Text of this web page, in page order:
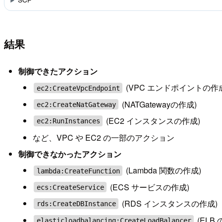
結果
制御できたアクション
ec2:CreateVpcEndpoint (VPC エンドポイントの作
ec2:CreateNatGateway (NATGatewayの作成)
ec2:RunInstances
(EC2 インスタンスの作成)
など、VPC や EC2 の一部のアクション
制御できなかったアクション
lambda:CreateFunction (Lambda 関数の作成)
ecs:CreateService (ECS サービスの作成)
rds:CreateDBInstance (RDS インスタンスの作成)
elasticloadbalancing:CreateLoadBalancer